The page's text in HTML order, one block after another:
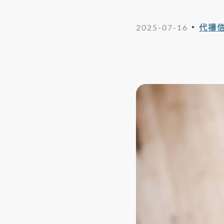
2025-07-16 ・ 代禱